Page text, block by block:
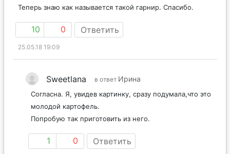
Теперь знаю как называется такой гарнир. Спасибо.
10 0 Ответить
25.05.18 19:09
Sweetlana в ответ Ирина
Согласна. Я, увидев картинку, сразу подумала,что это
молодой картофель.
Попробую так приготовить из него.
1 0 Ответить